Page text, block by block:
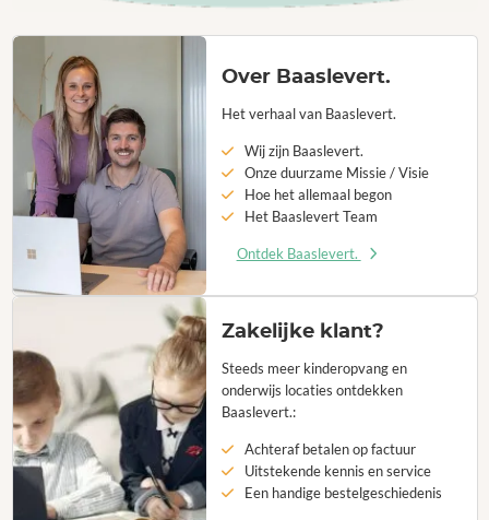
Over Baaslevert.
Het verhaal van Baaslevert.
Wij zijn Baaslevert.
Onze duurzame Missie / Visie
Hoe het allemaal begon
Het Baaslevert Team
Ontdek Baaslevert.
Zakelijke klant?
Steeds meer kinderopvang en
onderwijs locaties ontdekken
Baaslevert.:
Achteraf betalen op factuur
Uitstekende kennis en service
Een handige bestelgeschiedenis